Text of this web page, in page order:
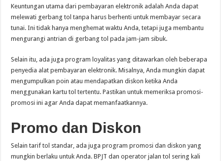
Keuntungan utama dari pembayaran elektronik adalah Anda dapat
melewati gerbang tol tanpa harus berhenti untuk membayar secara
tunai. Ini tidak hanya menghemat waktu Anda, tetapi juga membantu
mengurangi antrian di gerbang tol pada jam-jam sibuk.
Selain itu, ada juga program loyalitas yang ditawarkan oleh beberapa
penyedia alat pembayaran elektronik. Misalnya, Anda mungkin dapat
mengumpulkan poin atau mendapatkan diskon ketika Anda
menggunakan kartu tol tertentu. Pastikan untuk memeriksa promosi-
promosi ini agar Anda dapat memanfaatkannya.
Promo dan Diskon
Selain tarif tol standar, ada juga program promosi dan diskon yang
mungkin berlaku untuk Anda. BPJT dan operator jalan tol sering kali